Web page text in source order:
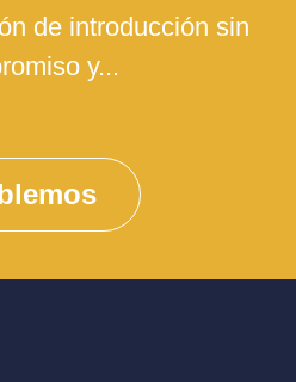
de introducción sin
y...